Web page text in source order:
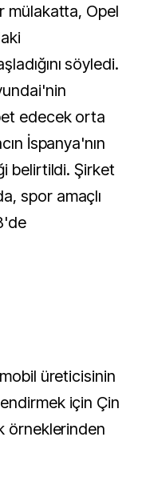
mülakatta, Opel
söyledi.
edecek orta
İspanya'nın
belirtildi. Şirket
spor amaçlı
üreticisinin
için Çin
örneklerinden